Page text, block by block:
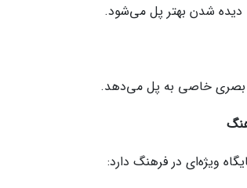
شدن بهتر پل می‌شود.
بصری خاصی به پل می‌دهد.
ویژه‌ای در فرهنگ دارد: